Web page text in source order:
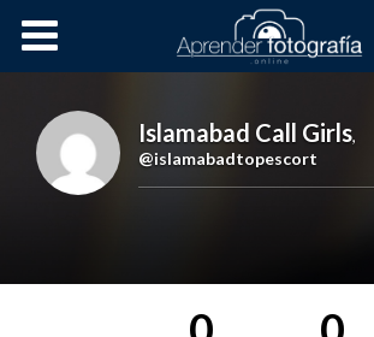
Cursos OnLine
Islamabad Call Girls,
@islamabadtopescort